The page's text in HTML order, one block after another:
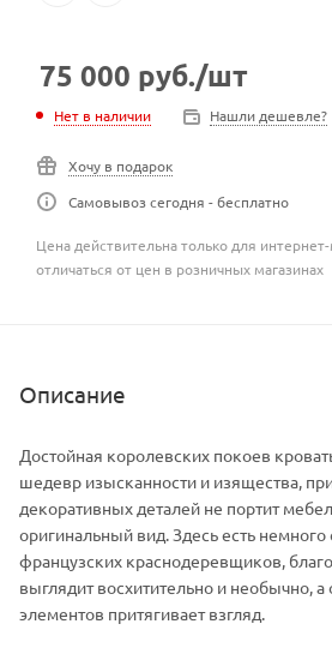
75 000 руб./шт
Нет в наличии Нашли дешевле?
Хочу в подарок
Самовывоз сегодня - бесплатно
Цена действительна только для
отличаться от цен в розничных магазинах
Описание
Достойная королевских покоев
шедевр изысканности и изящества,
декоративных деталей не портит
оригинальный вид. Здесь есть немного
французских краснодеревщиков,
выглядит восхитительно и необычно,
элементов притягивает взгляд.